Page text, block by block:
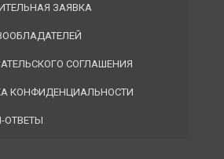
ЗАЯВКА
СОГЛАШЕНИЯ
КОНФИДЕНЦИАЛЬНОСТИ
ОТВЕТЫ